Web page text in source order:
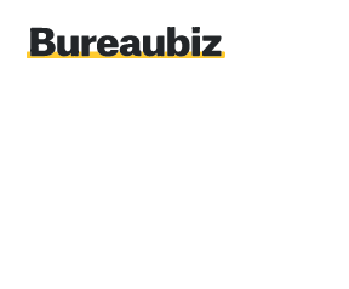
indhold